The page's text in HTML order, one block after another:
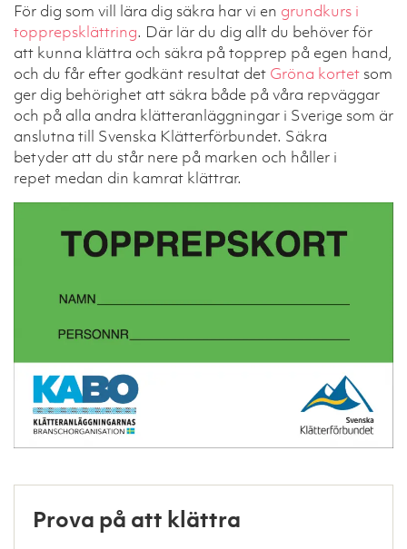
För dig som vill lära dig säkra har vi en grundkurs i
topprepsklättring. Där lär du dig allt du behöver för
att kunna klättra och säkra på topprep på egen hand,
och du får efter godkänt resultat det Gröna kortet som
ger dig behörighet att säkra både på våra repväggar
och på alla andra klätteranläggningar i Sverige som är
anslutna till Svenska Klätterförbundet. Säkra
betyder att du står nere på marken och håller i
repet medan din kamrat klättrar.
Prova på att klättra